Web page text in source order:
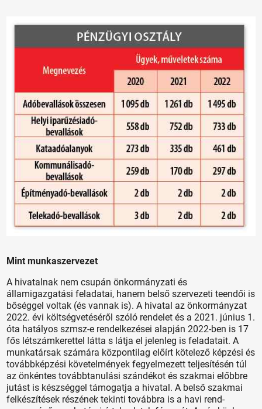
Mint munkaszervezet
A hivatalnak nem csupán önkormányzati és
államigazgatási feladatai, hanem belső szervezeti teendői is
bőséggel voltak (és vannak is). A hivatal az önkormányzat
2022. évi költségvetéséről szóló rendelet és a 2021. június 1.
óta hatályos szmsz-e rendelkezései alapján 2022-ben is 17
fős létszámkerettel látta s látja el jelenleg is feladatait. A
munkatársak számára központilag előírt kötelező képzési és
továbbképzési követelmények fegyelmezett teljesítésén túl
az önkéntes továbbtanulási szándékot és szakmai előbbre
jutást is készséggel támogatja a hivatal. A belső szakmai
felkészítések részének tekinti továbbra is a havi rend­